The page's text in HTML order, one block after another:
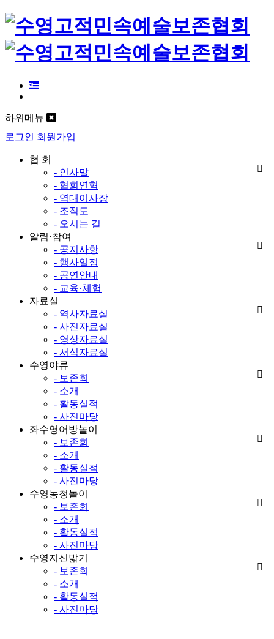
하위메뉴
로그인 회원가입
협 회
- 인사말
- 협회연혁
- 역대이사장
- 조직도
- 오시는 길
알림·참여
- 공지사항
- 행사일정
- 공연안내
- 교육·체험
자료실
- 역사자료실
- 사진자료실
- 영상자료실
- 서식자료실
수영야류
- 보존회
- 소개
- 활동실적
- 사진마당
좌수영어방놀이
- 보존회
- 소개
- 활동실적
- 사진마당
수영농청놀이
- 보존회
- 소개
- 활동실적
- 사진마당
수영지신밟기
- 보존회
- 소개
- 활동실적
- 사진마당